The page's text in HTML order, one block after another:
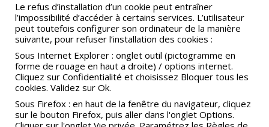
Le refus d’installation d’un cookie peut entraîner
l’impossibilité d’accéder à certains services. L’utilisateur
peut toutefois configurer son ordinateur de la manière
suivante, pour refuser l’installation des cookies :
Sous Internet Explorer : onglet outil (pictogramme en
forme de rouage en haut a droite) / options internet.
Cliquez sur Confidentialité et choisissez Bloquer tous les
cookies. Validez sur Ok.
Sous Firefox : en haut de la fenêtre du navigateur, cliquez
sur le bouton Firefox, puis aller dans l'onglet Options.